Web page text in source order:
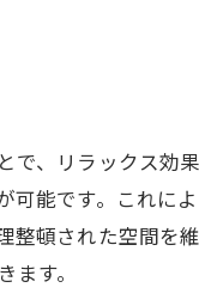
で、リラックス効
能です。これに
整頓された空間を
す。